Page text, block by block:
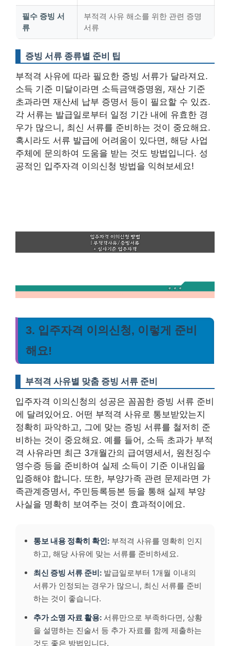
필수 증빙 서
류
부적격 사유 해소를 위한 관련 증명
서류
증빙 서류 종류별 준비 팁
부적격 사유에 따라 필요한 증빙 서류가 달라져요.
소득 기준 미달이라면 소득금액증명원, 재산 기준
초과라면 재산세 납부 증명서 등이 필요할 수 있죠.
각 서류는 발급일로부터 일정 기간 내에 유효한 경
우가 많으니, 최신 서류를 준비하는 것이 중요해요.
혹시라도 서류 발급에 어려움이 있다면, 해당 사업
주체에 문의하여 도움을 받는 것도 방법입니다. 성
공적인 입주자격 이의신청 방법을 익혀보세요!
3. 입주자격 이의신청, 이렇게 준비
해요!
부적격 사유별 맞춤 증빙 서류 준비
입주자격 이의신청의 성공은 꼼꼼한 증빙 서류 준비
에 달려있어요. 어떤 부적격 사유로 통보받았는지
정확히 파악하고, 그에 맞는 증빙 서류를 철저히 준
비하는 것이 중요해요. 예를 들어, 소득 초과가 부적
격 사유라면 최근 3개월간의 급여명세서, 원천징수
영수증 등을 준비하여 실제 소득이 기준 이내임을
입증해야 합니다. 또한, 부양가족 관련 문제라면 가
족관계증명서, 주민등록등본 등을 통해 실제 부양
사실을 명확히 보여주는 것이 효과적이에요.
통보 내용 정확히 확인: 부적격 사유를 명확히 인지
하고, 해당 사유에 맞는 서류를 준비하세요.
최신 증빙 서류 준비: 발급일로부터 1개월 이내의
서류가 인정되는 경우가 많으니, 최신 서류를 준비
하는 것이 좋습니다.
추가 소명 자료 활용: 서류만으로 부족하다면, 상황
을 설명하는 진술서 등 추가 자료를 함께 제출하는
것도 좋은 방법입니다.